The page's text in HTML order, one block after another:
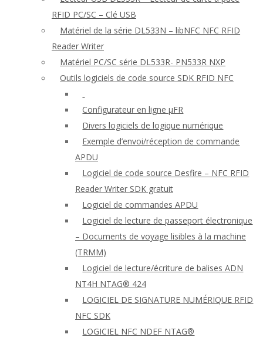
RFID PC/SC – Clé USB
Matériel de la série DL533N – libNFC NFC RFID
Reader Writer
Matériel PC/SC série DL533R- PN533R NXP
Outils logiciels de code source SDK RFID NFC
Configurateur en ligne μFR
Divers logiciels de logique numérique
Exemple d’envoi/réception de commande
APDU
Logiciel de code source Desfire – NFC RFID
Reader Writer SDK gratuit
Logiciel de commandes APDU
Logiciel de lecture de passeport électronique
– Documents de voyage lisibles à la machine
(TRMM)
Logiciel de lecture/écriture de balises ADN
NT4H NTAG® 424
LOGICIEL DE SIGNATURE NUMÉRIQUE RFID
NFC SDK
LOGICIEL NFC NDEF NTAG®